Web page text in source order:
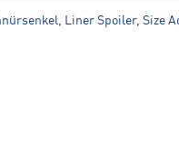
Liner Spoiler, Size